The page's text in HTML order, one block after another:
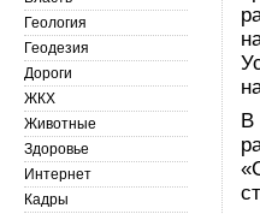
В
Геология
Геодезия
Дороги
ЖКХ
Животные
Здоровье
Интернет
Кадры